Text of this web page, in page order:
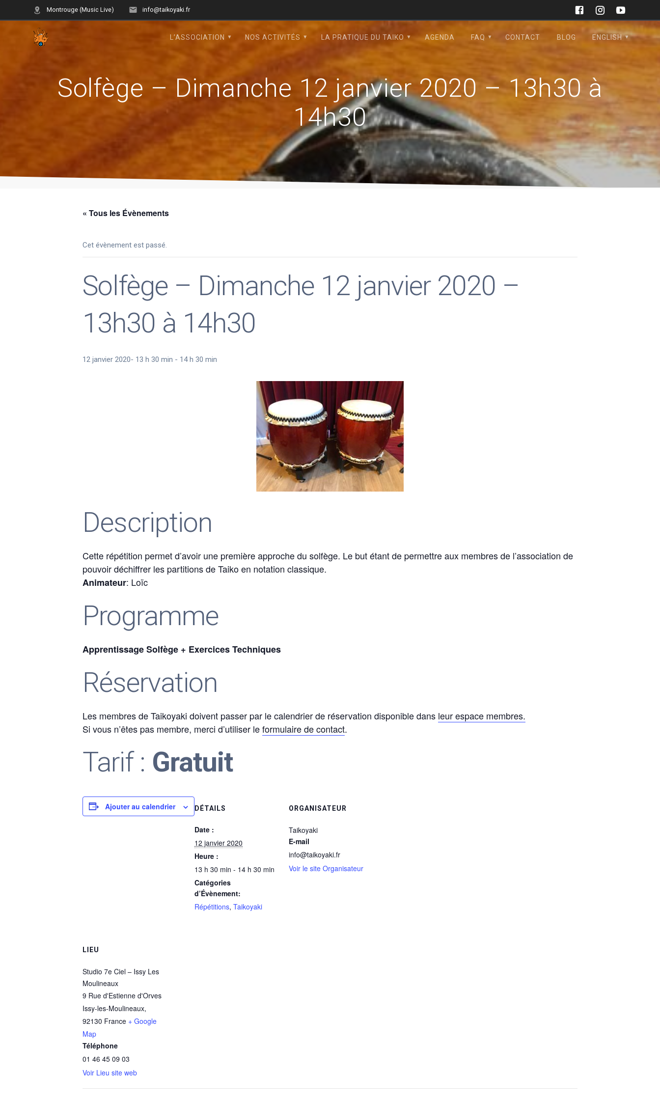
Montrouge (Music Live) info@taikoyaki.fr
L’ASSOCIATION NOS ACTIVITÉS LA PRATIQUE DU TAIKO AGENDA FAQ CONTACT BLOG ENGLISH
Solfège – Dimanche 12 janvier 2020 – 13h30 à
14h30
« Tous les Évènements
Cet évènement est passé.
Solfège – Dimanche 12 janvier 2020 –
13h30 à 14h30
12 janvier 2020- 13 h 30 min - 14 h 30 min
Description
Cette répétition permet d’avoir une première approche du solfège. Le but étant de permettre aux membres de l’association de
pouvoir déchiffrer les partitions de Taiko en notation classique.
Animateur: Loïc
Programme
Apprentissage Solfège + Exercices Techniques
Réservation
Les membres de Taikoyaki doivent passer par le calendrier de réservation disponible dans leur espace membres.
Si vous n’êtes pas membre, merci d’utiliser leformulaire de contact.
Tarif : Gratuit
Ajouter au calendrier DÉTAILS
Date :
12 janvier 2020
Heure :
13 h 30 min - 14 h 30 min
Catégories
d’Évènement:
Répétitions, Taikoyaki
ORGANISATEUR
Taikoyaki
E-mail
info@taikoyaki.fr
Voir le site Organisateur
LIEU
Studio 7e Ciel – Issy Les
Moulineaux
9 Rue d'Estienne d'Orves
Issy-les-Moulineaux,
92130 France + Google
Map
Téléphone
01 46 45 09 03
Voir Lieu site web